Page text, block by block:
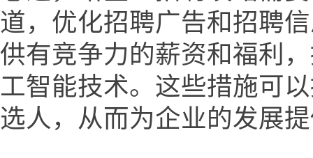
道，优化招聘广告和招聘
供有竞争力的薪资和福利
工智能技术。这些措施可
选人，从而为企业的发展